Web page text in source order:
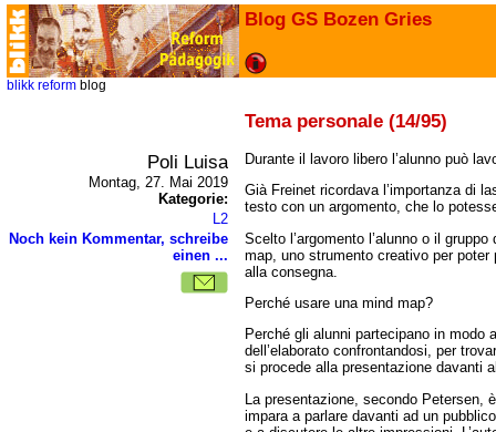
Blog GS Bozen Gries
blikk reform blog
Tema personale (14/95)
Poli Luisa
Montag, 27. Mai 2019
Kategorie:
L2
Noch kein Kommentar, schreibe
einen ...
Durante il lavoro libero l’alunno può
Già Freinet ricordava l’importanza di
testo con un argomento, che lo
Scelto l’argomento l’alunno o il
map, uno strumento creativo per poter
alla consegna.
Perché usare una mind map?
Perché gli alunni partecipano in modo
dell’elaborato confrontandosi, per
si procede alla presentazione davanti
La presentazione, secondo Petersen,
impara a parlare davanti ad un